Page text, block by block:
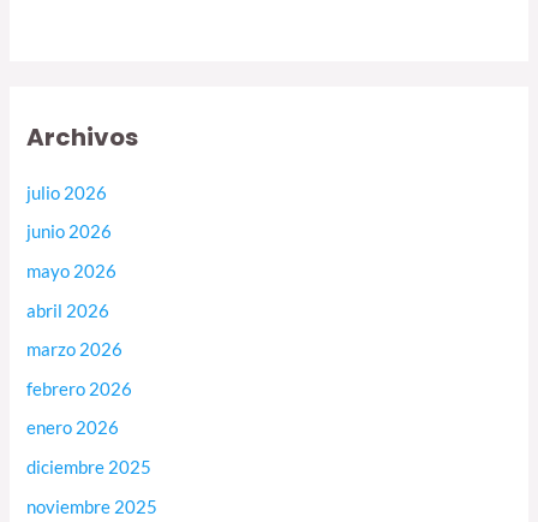
Archivos
julio 2026
junio 2026
mayo 2026
abril 2026
marzo 2026
febrero 2026
enero 2026
diciembre 2025
noviembre 2025